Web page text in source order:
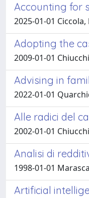
Accounting for
2025-01-01
Adopting the
2009-01-01
Advising in
2022-01-01
Alle radici del
2002-01-01
Analisi di
1998-01-01
Artificial